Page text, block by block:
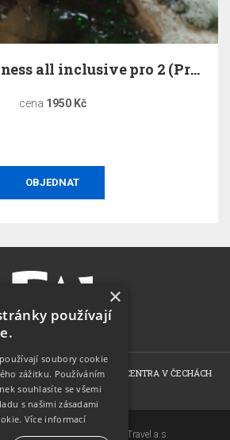
Privátní wellness all inclusive pro 2 (Praha:…
1950 Kč
V PRAZE
WELLNESS CENTRA V ČECHÁCH
NABÍDKY
KONTAKT
2026 EuroAgentur Hotels&Travel a.s.
×
používají
soubory cookie
zážitku. Používáním
souhlasíte se všemi
s našimi zásadami
Více informací